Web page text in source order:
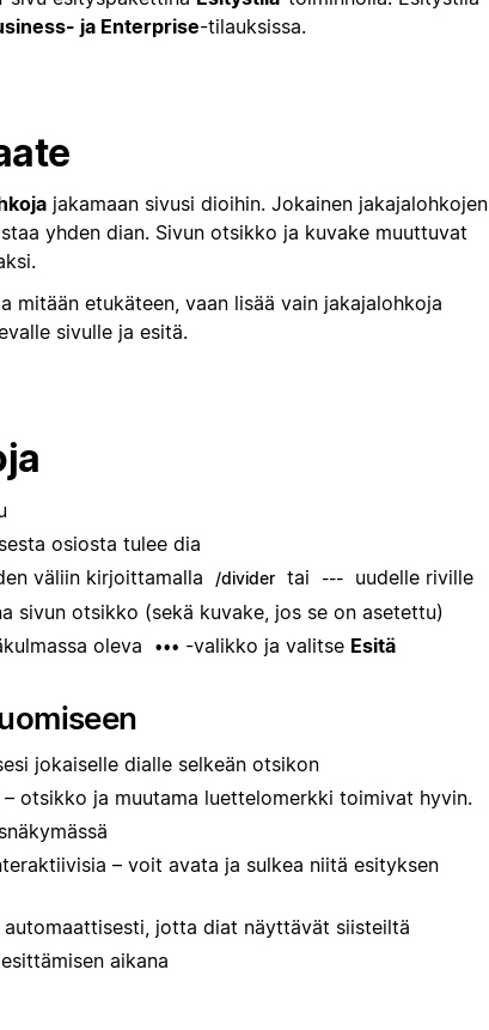
ja Enterprise-tilauksissa.
jakamaan sivusi dioihin. Jokainen jakajalohkojen
yhden dian. Sivun otsikko ja kuvake muuttuvat
mitään etukäteen, vaan lisää vain jakajalohkoja
sivulle ja esitä.
osiosta tulee dia
väliin kirjoittamalla
/divider tai ---
uudelle riville
sivun otsikko (sekä kuvake, jos se on asetettu)
oleva
••• -valikko ja valitse Esitä
jokaiselle dialle selkeän otsikon
– otsikko ja muutama luettelomerkki toimivat hyvin.
– voit avata ja sulkea niitä esityksen
automaattisesti, jotta diat näyttävät siisteiltä
esittämisen aikana